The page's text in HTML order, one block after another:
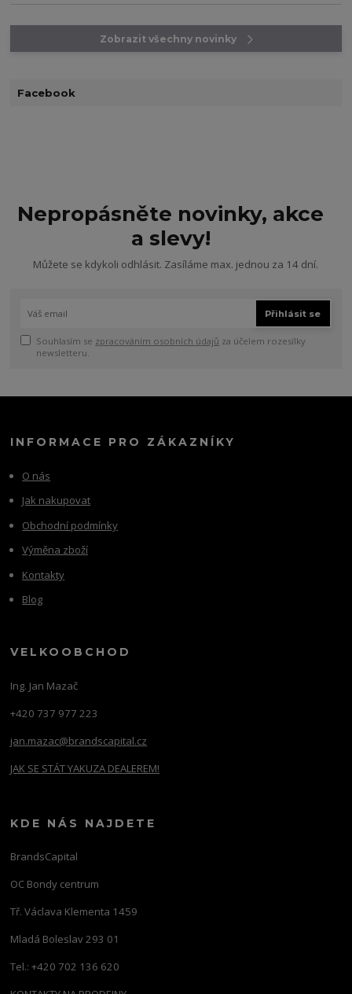
Zobrazit všechny novinky
Facebook
Nepropásněte novinky, akce
a slevy!
Můžete se kdykoli odhlásit. Zasíláme max. jednou za 14 dní.
Přihlásit se
Souhlasím se zpracováním osobních údajů za účelem rozesílky
newsletteru.
INFORMACE PRO ZÁKAZNÍKY
O nás
Jak nakupovat
Obchodní podmínky
Výměna zboží
Kontakty
Blog
VELKOOBCHOD
Ing. Jan Mazač
+420 737 977 223
jan.mazac@brandscapital.cz
JAK SE STÁT YAKUZA DEALEREM!
KDE NÁS NAJDETE
BrandsCapital
OC Bondy centrum
Tř. Václava Klementa 1459
Mladá Boleslav 293 01
Tel.: +420 702 136 620